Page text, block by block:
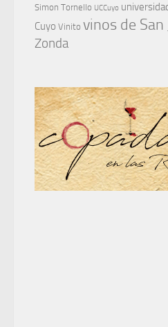
Simon Tornello UCCuyo
Cuyo Vinito vinos de San
Zonda